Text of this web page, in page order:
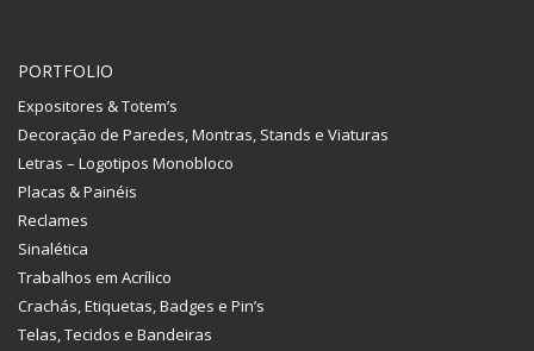
PORTFOLIO
Expositores & Totem’s
Decoração de Paredes, Montras, Stands e Viaturas
Letras – Logotipos Monobloco
Placas & Painéis
Reclames
Sinalética
Trabalhos em Acrílico
Crachás, Etiquetas, Badges e Pin’s
Telas, Tecidos e Bandeiras